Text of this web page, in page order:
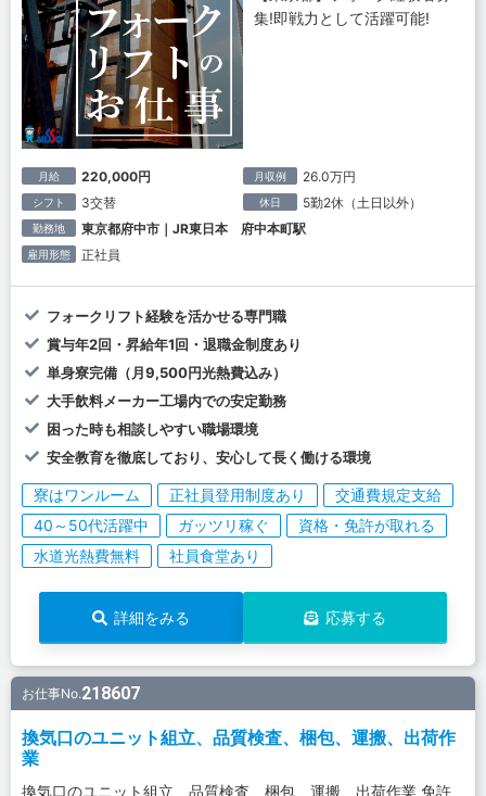
集!即戦力として活躍可能!
月給 220,000円 月収例 26.0万円
シフト 3交替 休日 5勤2休（土日以外）
勤務地 東京都府中市｜JR東日本 府中本町駅
雇用形態 正社員
フォークリフト経験を活かせる専門職
賞与年2回・昇給年1回・退職金制度あり
単身寮完備（月9,500円光熱費込み）
大手飲料メーカー工場内での安定勤務
困った時も相談しやすい職場環境
安全教育を徹底しており、安心して長く働ける環境
寮はワンルーム 正社員登用制度あり
交通費規定支給
40～50代活躍中
ガッツリ稼ぐ
資格・免許が取れる
水道光熱費無料
社員食堂あり
詳細をみる 応募する
お仕事No.218607
換気口のユニット組立、品質検査、梱包、運搬、出荷作
業
換気口のユニット組立、品質検査、梱包、運搬、出荷作業 免許